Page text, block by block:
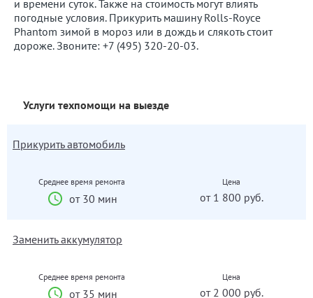
и времени суток. Также на стоимость могут влиять
погодные условия. Прикурить машину Rolls-Royce
Phantom зимой в мороз или в дождь и слякоть стоит
дороже. Звоните: +7 (495) 320-20-03.
Услуги техпомощи на выезде
Прикурить автомобиль
Среднее время ремонта
от 30 мин
Цена
от 1 800 руб.
Заменить аккумулятор
Среднее время ремонта
от 35 мин
Цена
от 2 000 руб.